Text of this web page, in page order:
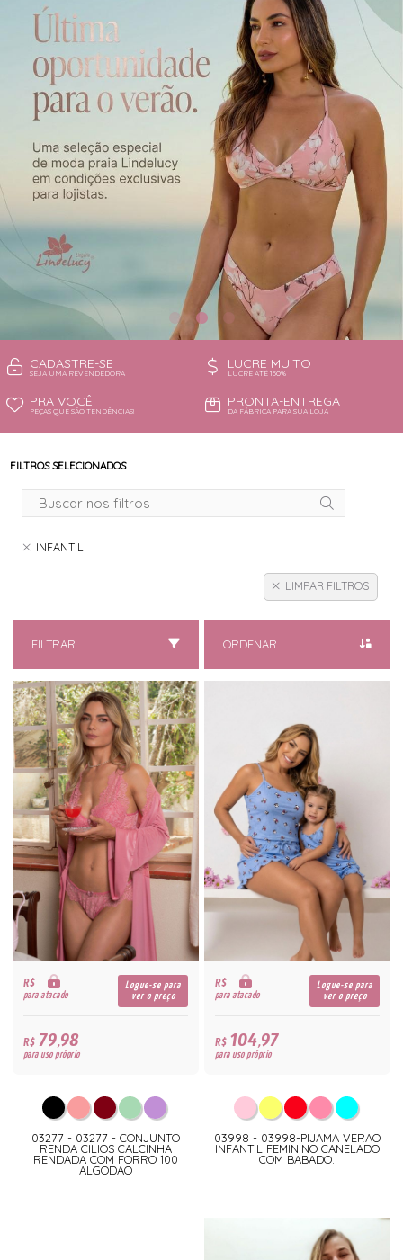
CONJUNTO
CONJUNTO BIQUÍNI
PIJAMA DE VERÃO
ROBE
TOP
TODOS DE OUTLET
CADASTRE-SE
SEJA UMA REVENDEDORA
LUCRE MUITO
LUCRE ATÉ 150%
PRA VOCÊ
PEÇAS QUE SÃO TENDÊNCIAS!
PRONTA-ENTREGA
DA FÁBRICA PARA SUA LOJA
FILTROS SELECIONADOS
INFANTIL
LIMPAR FILTROS
FILTRAR ORDENAR
R$
para atacado
Logue-se para
ver o preço
R$79,98
para uso próprio
03277 - 03277 - CONJUNTO
RENDA CILIOS CALCINHA
RENDADA COM FORRO 100
ALGODAO
R$
para atacado
Logue-se para
ver o preço
R$104,97
para uso próprio
03998 - 03998-PIJAMA VERAO
INFANTIL FEMININO CANELADO
COM BABADO.